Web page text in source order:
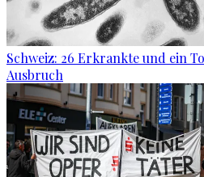
Schweiz: 26 Erkrankte und ein
Ausbruch